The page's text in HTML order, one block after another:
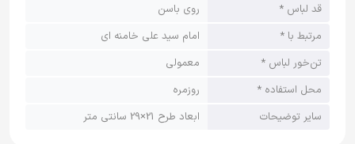
قد لباس *
روی باسن
مرتبط با *
امام سید علی خامنه ای
تن‌خور لباس *
معمولی
محل استفاده *
روزمره
سایر توضیحات
ابعاد طرح 21×29 سانتی متر